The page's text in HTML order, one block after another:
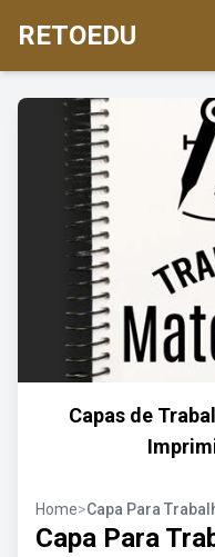
RETOEDU
Capas de
Home>Capa Para
Capa Para